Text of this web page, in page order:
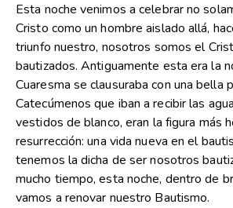
Esta noche venimos a celebrar no
Cristo como un hombre aislado allá,
triunfo nuestro, nosotros somos el
bautizados. Antiguamente esta era la
Cuaresma se clausuraba con una bella
Catecúmenos que iban a recibir las
vestidos de blanco, eran la figura más
resurrección: una vida nueva en el
tenemos la dicha de ser nosotros
mucho tiempo, esta noche, dentro de
vamos a renovar nuestro Bautismo.